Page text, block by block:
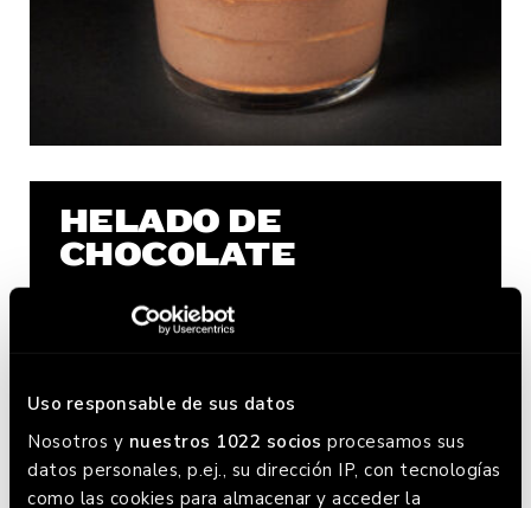
Uso responsable de sus datos
Nosotros y nuestros 1022 socios procesamos sus
datos personales, p.ej., su dirección IP, con tecnologías
como las cookies para almacenar y acceder la
HELADO DE
CHOCOLATE